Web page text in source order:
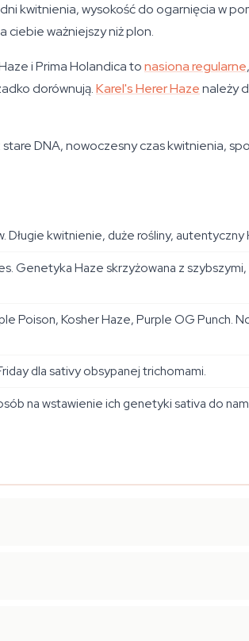
kwitnienia, wysokość do ogarnięcia w
ciebie ważniejszy niż plon.
i Prima Holandica tonasiona regularne
dorównują.Karel's Herer Hazenależy
DNA, nowoczesny czas kwitnienia,
Długie kwitnienie, duże rośliny, autentyczny
Genetyka Haze skrzyżowana z
Poison, Kosher Haze, Purple OG Punch.
dla sativy obsypanej trichomami.
na wstawienie ich genetyki sativa do